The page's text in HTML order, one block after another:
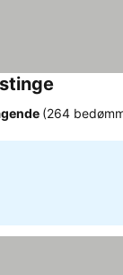
(264